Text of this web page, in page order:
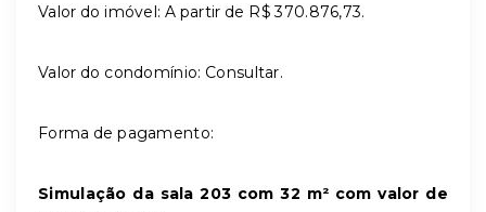
Valor do imóvel: A partir de R$370.876,73.
Valor do condomínio: Consultar.
Forma de pagamento:
Simulação da sala 203 com 32 m² com valor de